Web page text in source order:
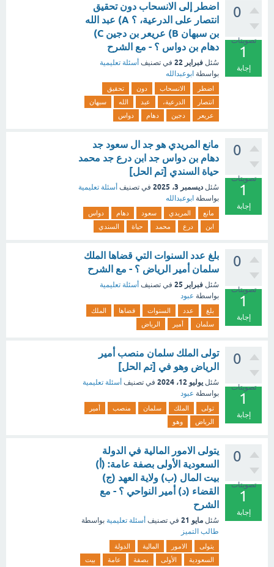
0
تصويتات
1
إجابة
اضطر إلى الانسحاب دون تحقيق
انتصار على الدرعية، ؟ A) عبد الله
بن سبهان B) عريعر بن دجين C)
دهام بن دواس ؟ - مع الشرح
سُئل فبراير 22 في تصنيف أسئلة تعليمية
بواسطة ابوعبدالله
اضطر الانسحاب دون
تحقيق
انتصار
الدرعية، عبد الله
سبهان
عريعر
دجين دهام دواس
0
تصويتات
1
إجابة
مانع المريدي هو جد ال سعود جد
دهام بن دواس جد ابن درع جد محمد
حياة السندي [تم الحل]
سُئل ديسمبر 3، 2025 في تصنيف أسئلة تعليمية
بواسطة ابوعبدالله
مانع المريدي سعود دهام
دواس
ابن
درع محمد حياة السندي
0
تصويتات
1
إجابة
بلغ عدد السنوات التي قضاها الملك
سلمان أمير الرياض ؟ - مع الشرح
سُئل فبراير 25 في تصنيف أسئلة تعليمية
بواسطة عبود
بلغ عدد السنوات قضاها
الملك
سلمان
أمير الرياض
0
تصويتات
1
إجابة
تولى الملك سلمان منصب أمير
الرياض وهو في [تم الحل]
سُئل يوليو 12، 2024 في تصنيف أسئلة تعليمية
بواسطة عبود
تولى الملك سلمان منصب
أمير
الرياض
وهو
0
تصويتات
1
إجابة
يتولى الامور المالية في الدولة
السعودية الأولى بصفة عامة: (أ)
بيت المال (ب) ولاية العهد (ج)
القضاء (د) أمير النواحي ؟ - مع
الشرح
سُئل مايو 21 في تصنيف أسئلة تعليمية بواسطة
طالب التميز
يتولى الامور المالية
الدولة
السعودية
الأولى بصفة عامة بيت